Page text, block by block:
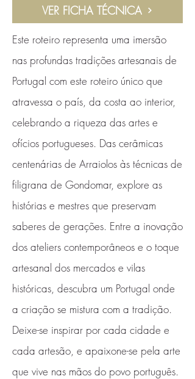
VER FICHA TÉCNICA
Este roteiro representa uma imersão
nas profundas tradições artesanais de
Portugal com este roteiro único que
atravessa o país, da costa ao interior,
celebrando a riqueza das artes e
ofícios portugueses. Das cerâmicas
centenárias de Arraiolos às técnicas de
filigrana de Gondomar, explore as
histórias e mestres que preservam
saberes de gerações. Entre a inovação
dos ateliers contemporâneos e o toque
artesanal dos mercados e vilas
históricas, descubra um Portugal onde
a criação se mistura com a tradição.
Deixe-se inspirar por cada cidade e
cada artesão, e apaixone-se pela arte
que vive nas mãos do povo português.